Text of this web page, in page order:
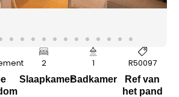
2
Slaapkamer
1
Badkamer
R50097
Ref van
het pand